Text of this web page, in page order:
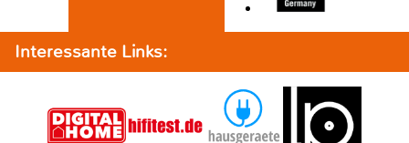
Interessante Links: